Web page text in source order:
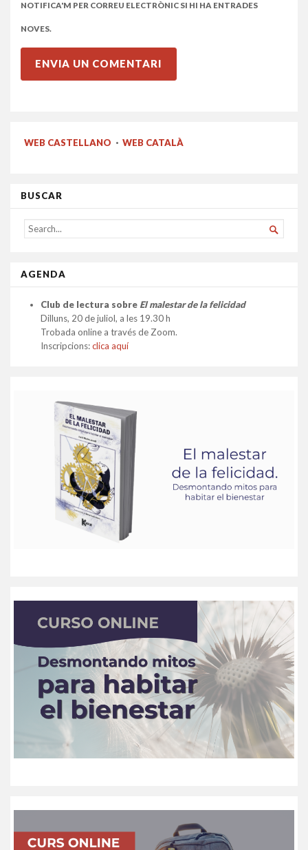
NOTIFICA'M PER CORREU ELECTRÒNIC SI HI HA ENTRADES
NOVES.
WEB CASTELLANO · WEB CATALÀ
BUSCAR
SEARCH
FOR...

AGENDA
Club de lectura sobre El malestar de la felicidad
Dilluns, 20 de juliol, a les 19.30 h
Trobada online a través de Zoom.
Inscripcions:clica aquí